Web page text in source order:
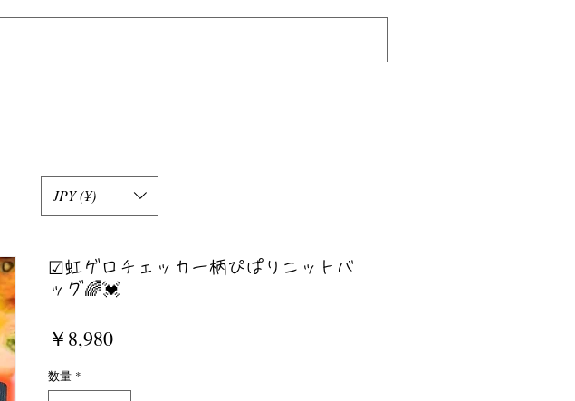
☑︎虹ゲロチェッカー柄ぴぱりニットバ
ッグ🌈💓
￥8,980価
数量 *
JPY (¥)